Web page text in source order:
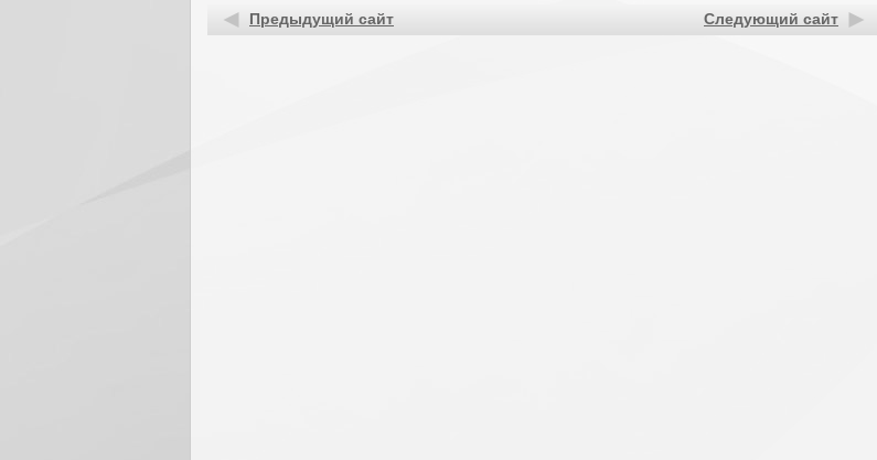
Предыдущий сайт Следующий сайт